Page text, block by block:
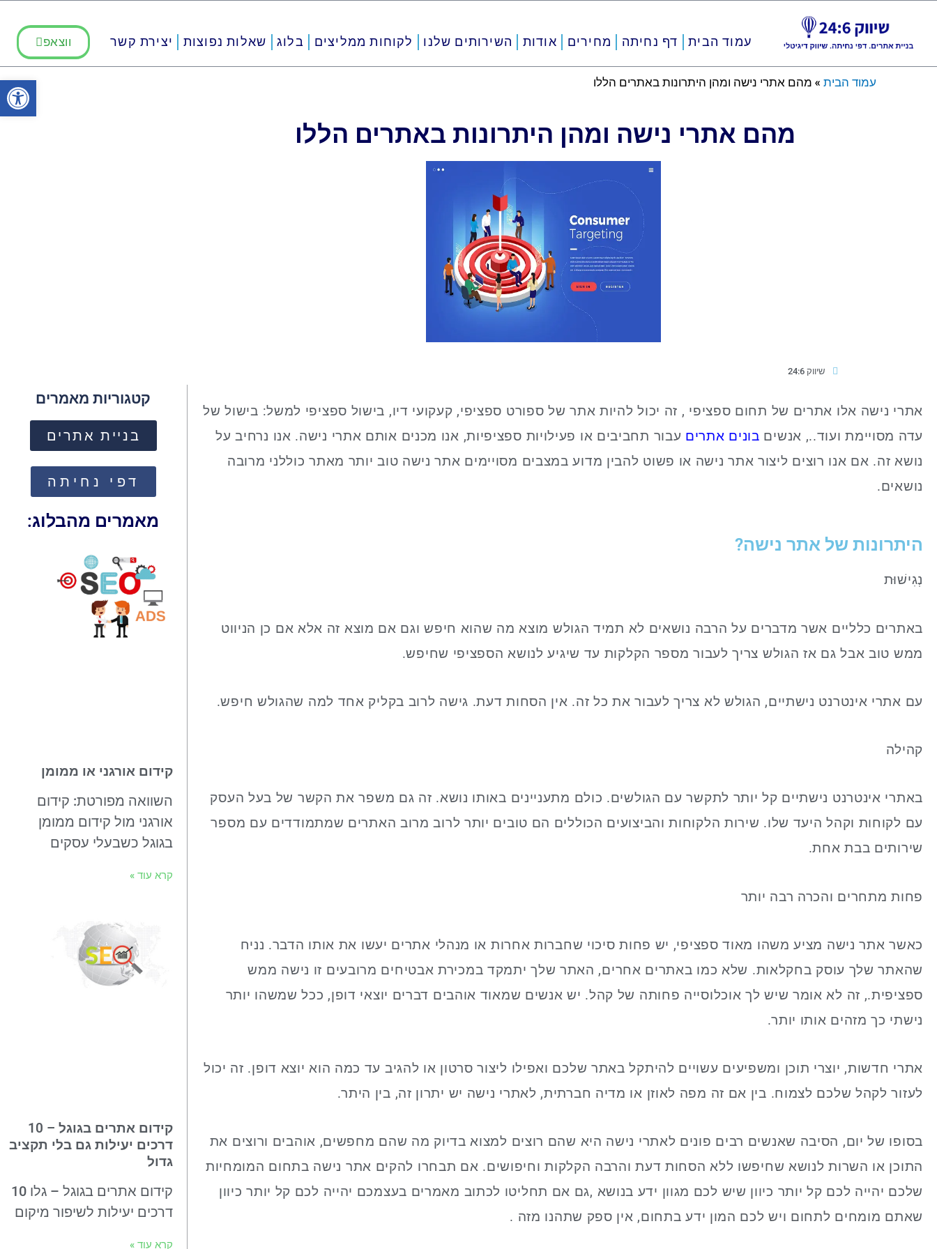
פתח
עמוד הבית דף נחיתה מחירים אודות השירותים שלנו לקוחות ממליצים בלוג שאלות נפוצות יצירת קשר ווצאפ
עמוד הבית » מהם אתרי נישה ומהן היתרונות באתרים הללו
מהם אתרי נישה ומהן היתרונות באתרים הללו
שיווק 24:6
אתרי נישה אלו אתרים של תחום ספציפי , זה יכול להיות אתר של ספורט ספציפי, קעקועי דיו, בישול ספציפי למשל: בישול של
עדה מסויימת ועוד.., אנשים בונים אתרים עבור תחביבים או פעילויות ספציפיות, אנו מכנים אותם אתרי נישה. אנו נרחיב על
נושא זה. אם אנו רוצים ליצור אתר נישה או פשוט להבין מדוע במצבים מסויימים אתר נישה טוב יותר מאתר כוללני מרובה
נושאים.
היתרונות של אתר נישה?
נְגִישׁוּת
באתרים כלליים אשר מדברים על הרבה נושאים לא תמיד הגולש מוצא מה שהוא חיפש וגם אם מוצא זה אלא אם כן הניווט
ממש טוב אבל גם אז הגולש צריך לעבור מספר הקלקות עד שיגיע לנושא הספציפי שחיפש.
עם אתרי אינטרנט נישתיים, הגולש לא צריך לעבור את כל זה. אין הסחות דעת. גישה לרוב בקליק אחד למה שהגולש חיפש.
קהילה
באתרי אינטרנט נישתיים קל יותר לתקשר עם הגולשים. כולם מתעניינים באותו נושא. זה גם משפר את הקשר של בעל העסק
עם לקוחות וקהל היעד שלו. שירות הלקוחות והביצועים הכוללים הם טובים יותר לרוב מרוב האתרים שמתמודדים עם מספר
שירותים בבת אחת.
פחות מתחרים והכרה רבה יותר
כאשר אתר נישה מציע משהו מאוד ספציפי, יש פחות סיכוי שחברות אחרות או מנהלי אתרים יעשו את אותו הדבר. נניח
שהאתר שלך עוסק בחקלאות. שלא כמו באתרים אחרים, האתר שלך יתמקד במכירת אבטיחים מרובעים זו נישה ממש
ספציפית., זה לא אומר שיש לך אוכלוסייה פחותה של קהל. יש אנשים שמאוד אוהבים דברים יוצאי דופן, ככל שמשהו יותר
נישתי כך מזהים אותו יותר.
אתרי חדשות, יוצרי תוכן ומשפיעים עשויים להיתקל באתר שלכם ואפילו ליצור סרטון או להגיב עד כמה הוא יוצא דופן. זה יכול
לעזור לקהל שלכם לצמוח. בין אם זה מפה לאוזן או מדיה חברתית, לאתרי נישה יש יתרון זה, בין היתר.
בסופו של יום, הסיבה שאנשים רבים פונים לאתרי נישה היא שהם רוצים למצוא בדיוק מה שהם מחפשים, אוהבים ורוצים את
התוכן או השרות לנושא שחיפשו ללא הסחות דעת והרבה הקלקות וחיפושים. אם תבחרו להקים אתר נישה בתחום המומחיות
שלכם יהייה לכם קל יותר כיוון שיש לכם מגוון ידע בנושא ,גם אם תחליטו לכתוב מאמרים בעצמכם יהייה לכם קל יותר כיוון
שאתם מומחים לתחום ויש לכם המון ידע בתחום, אין ספק שתהנו מזה .
קטגוריות מאמרים
בניית אתרים
דפי נחיתה
מאמרים מהבלוג:
קידום אורגני או ממומן
השוואה מפורטת: קידום
אורגני מול קידום ממומן
בגוגל כשבעלי עסקים
קרא עוד »
קידום אתרים בגוגל – 10
דרכים יעילות גם בלי תקציב
גדול
קידום אתרים בגוגל – גלו 10
דרכים יעילות לשיפור מיקום
קרא עוד »